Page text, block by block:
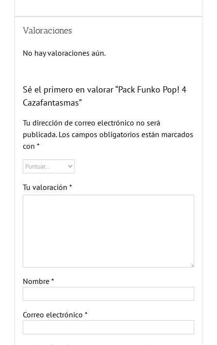
Valoraciones
No hay valoraciones aún.
Sé el primero en valorar “Pack Funko Pop! 4
Cazafantasmas”
Tu dirección de correo electrónico no será
publicada. Los campos obligatorios están marcados
con *
Tu valoración *
Nombre *
Correo electrónico *